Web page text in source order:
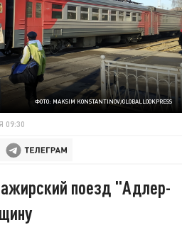
ФОТО: MAKSIM KONSTANTINOV/GLOBALLOOKPRESS
09:30
поезд "Адлер-